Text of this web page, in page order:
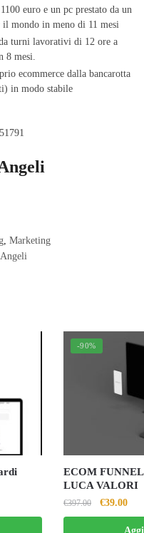
euro e un pc prestato da un
il mondo in meno di 11 mesi
turni lavorativi di 12 ore a
8 mesi.
ecommerce dalla bancarotta
in modo stabile
, Marketing
-90%
ECOM
LUCA VALORI
€397.00
Il
prezzo
€39.00Il